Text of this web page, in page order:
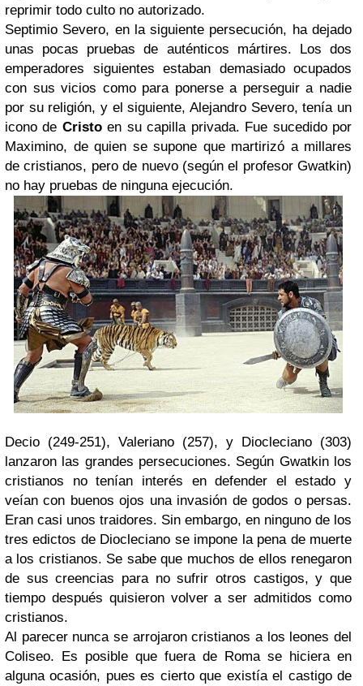
reprimir todo culto no autorizado.
Septimio Severo, en la siguiente persecución, ha dejado
unas pocas pruebas de auténticos mártires. Los dos
emperadores siguientes estaban demasiado ocupados
con sus vicios como para ponerse a perseguir a nadie
por su religión, y el siguiente, Alejandro Severo, tenía un
icono de Cristoen su capilla privada. Fue sucedido por
Maximino, de quien se supone que martirizó a millares
de cristianos, pero de nuevo (según el profesor Gwatkin)
no hay pruebas de ninguna ejecución.
Decio (249-251), Valeriano (257), y Diocleciano (303)
lanzaron las grandes persecuciones. Según Gwatkin los
cristianos no tenían interés en defender el estado y
veían con buenos ojos una invasión de godos o persas.
Eran casi unos traidores. Sin embargo, en ninguno de los
tres edictos de Diocleciano se impone la pena de muerte
a los cristianos. Se sabe que muchos de ellos renegaron
de sus creencias para no sufrir otros castigos, y que
tiempo después quisieron volver a ser admitidos como
cristianos.
Al parecer nunca se arrojaron cristianos a los leones del
Coliseo. Es posible que fuera de Roma se hiciera en
alguna ocasión, pues es cierto que existía el castigo de